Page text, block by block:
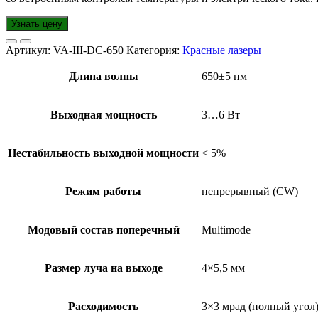
Узнать цену
Артикул: VA-III-DC-650 Категория: Красные лазеры
Длина волны 650±5 нм
Выходная мощность 3…6 Вт
Нестабильность выходной мощности < 5%
Режим работы непрерывный (CW)
Модовый состав поперечный Multimode
Размер луча на выходе 4×5,5 мм
Расходимость 3×3 мрад (полный угол)